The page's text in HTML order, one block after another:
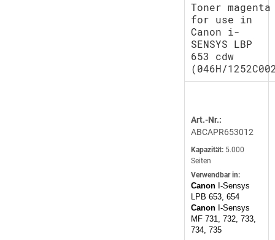
Toner magenta
for use in
Canon i-
SENSYS LBP
653 cdw
(046H/
Art.-Nr.:
ABCAPR653012
Kapazität: 5.000
Seiten
Verwendbar in:
Canon I-Sensys
LPB 653, 654
Canon I-Sensys
MF 731, 732, 733,
734, 735